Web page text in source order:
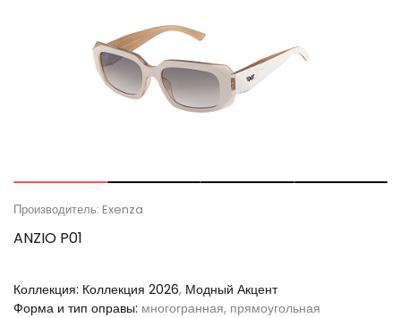
Производитель: Exenza
ANZIO P01
Коллекция: Коллекция 2026, Модный Акцент
Форма и тип оправы: многогранная, прямоугольная